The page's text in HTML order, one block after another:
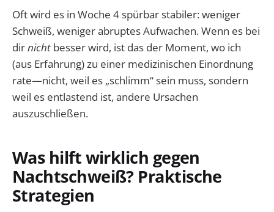
Oft wird es in Woche 4 spürbar stabiler: weniger
Schweiß, weniger abruptes Aufwachen. Wenn es bei
dirnicht besser wird, ist das der Moment, wo ich
(aus Erfahrung) zu einer medizinischen Einordnung
rate—nicht, weil es „schlimm“ sein muss, sondern
weil es entlastend ist, andere Ursachen
auszuschließen.
Was hilft wirklich gegen
Nachtschweiß? Praktische
Strategien